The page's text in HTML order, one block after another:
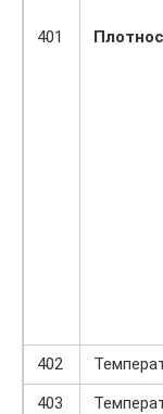
401
402
403